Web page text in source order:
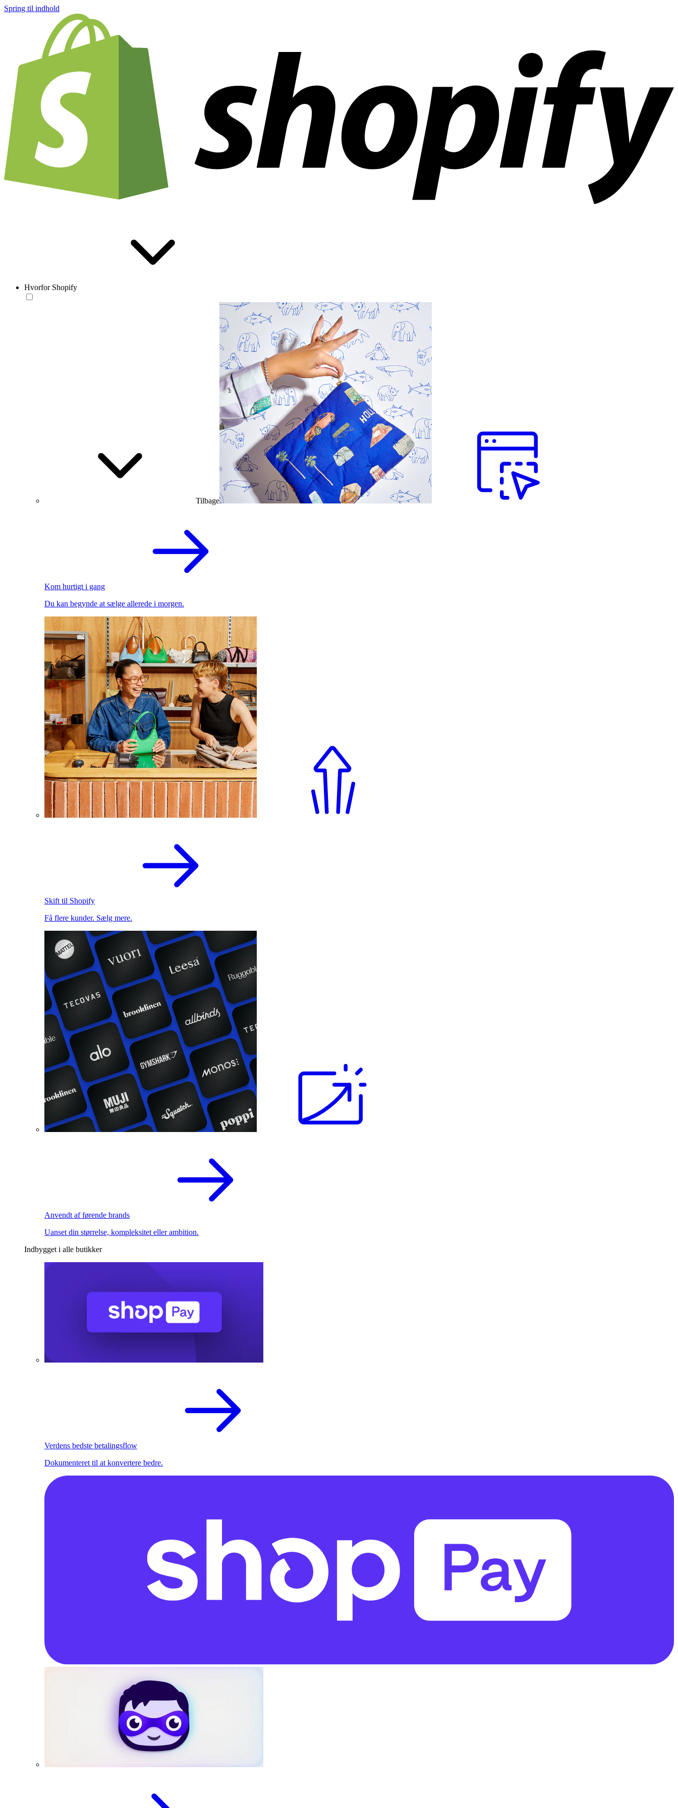
Spring til indhold
Hvorfor Shopify
Tilbage
Kom hurtigt i gang
Du kan begynde at sælge allerede i morgen.
Skift til Shopify
Få flere kunder. Sælg mere.
Anvendt af førende brands
Uanset din størrelse, kompleksitet eller ambition.
Indbygget i alle butikker
Verdens bedste betalingsflow
Dokumenteret til at konvertere bedre.